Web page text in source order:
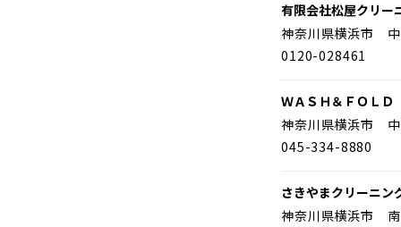
有限会社松屋クリー
神奈川県横浜市 中
0120-028461
ＷＡＳＨ＆ＦＯＬ
神奈川県横浜市 中
045-334-8880
さきやまクリーニン
神奈川県横浜市 南